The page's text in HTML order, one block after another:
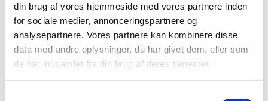
din brug af vores hjemmeside med vores partnere inden
for sociale medier, annonceringspartnere og
analysepartnere. Vores partnere kan kombinere disse
data med andre oplysninger, du har givet dem, eller som
de har indsamlet fra din brug af deres tjenester.
Garanti Livstid bolig / 20 år erhverv
Klasse 33
Safe-lock pro, for sikker og nem montering
Gulvvarme Egnet til gulvvarme